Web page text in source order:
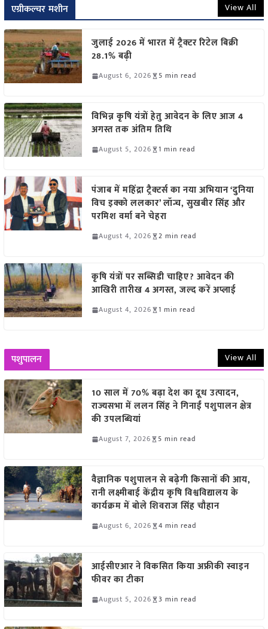
एग्रीकल्चर मशीन View All
जुलाई 2026 में भारत में ट्रैक्टर रिटेल बिक्री
28.1% बढ़ी
August 6, 2026 5 min read
विभिन्न कृषि यंत्रों हेतु आवेदन के लिए आज 4
अगस्त तक अंतिम तिथि
August 5, 2026 1 min read
पंजाब में महिंद्रा ट्रैक्टर्स का नया अभियान ‘दुनिया
विच इक्को ललकार’ लॉन्च, सुखबीर सिंह और
परमिश वर्मा बने चेहरा
August 4, 2026 2 min read
कृषि यंत्रों पर सब्सिडी चाहिए? आवेदन की
आखिरी तारीख 4 अगस्त, जल्द करें अप्लाई
August 4, 2026 1 min read
पशुपालन View All
10 साल में 70% बढ़ा देश का दूध उत्पादन,
राज्यसभा में ललन सिंह ने गिनाईं पशुपालन क्षेत्र
की उपलब्धियां
August 7, 2026 5 min read
वैज्ञानिक पशुपालन से बढ़ेगी किसानों की आय,
रानी लक्ष्मीबाई केंद्रीय कृषि विश्वविद्यालय के
कार्यक्रम में बोले शिवराज सिंह चौहान
August 6, 2026 4 min read
आईसीएआर ने विकसित किया अफ्रीकी स्वाइन
फीवर का टीका
August 5, 2026 3 min read